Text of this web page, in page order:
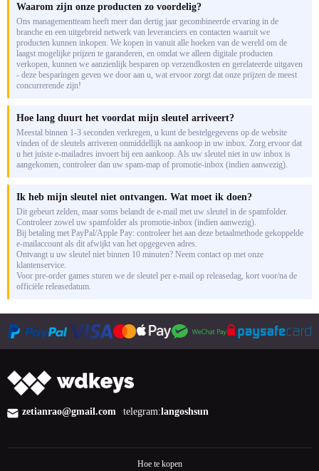
Waarom zijn onze producten zo voordelig?
Ons managementteam heeft meer dan dertig jaar gecombineerde ervaring in de
branche en een uitgebreid netwerk van leveranciers en contacten waaruit we
producten kunnen inkopen. We kopen in vanuit alle hoeken van de wereld om de
laagst mogelijke prijzen te garanderen, en omdat we alleen digitale producten
verkopen, kunnen we aanzienlijk besparen op verzendkosten en gerelateerde uitgaven
- deze besparingen geven we door aan u, wat ervoor zorgt dat onze prijzen de meest
concurrerende zijn!
Hoe lang duurt het voordat mijn sleutel arriveert?
Meestal binnen 1-3 seconden verkregen, u kunt de bestelgegevens op de website
vinden of de sleutels arriveren onmiddellijk na aankoop in uw inbox. Zorg ervoor dat
u het juiste e-mailadres invoert bij een aankoop. Als uw sleutel niet in uw inbox is
aangekomen, controleer dan uw spam-map of promotie-inbox (indien aanwezig).
Ik heb mijn sleutel niet ontvangen. Wat moet ik doen?
Dit gebeurt zelden, maar soms belandt de e-mail met uw sleutel in de spamfolder.
Controleer zowel uw spamfolder als promotie-inbox (indien aanwezig).
Bij betaling met PayPal/Apple Pay: controleer het aan deze betaalmethode gekoppelde
e-mailaccount als dit afwijkt van het opgegeven adres.
Ontvangt u uw sleutel niet binnen 10 minuten? Neem contact op met onze
klantenservice.
Voor pre-order games sturen we de sleutel per e-mail op releasedag, kort voor/na de
officiële releasedatum.
zetianrao@gmail.com telegram:langoshsun
Hoe te kopen